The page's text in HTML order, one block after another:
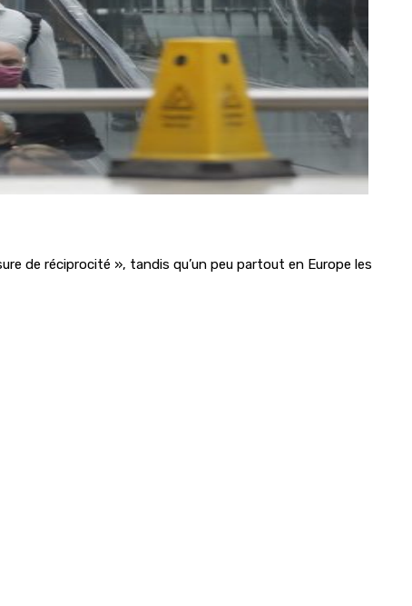
de réciprocité », tandis qu’un peu partout en Europe les